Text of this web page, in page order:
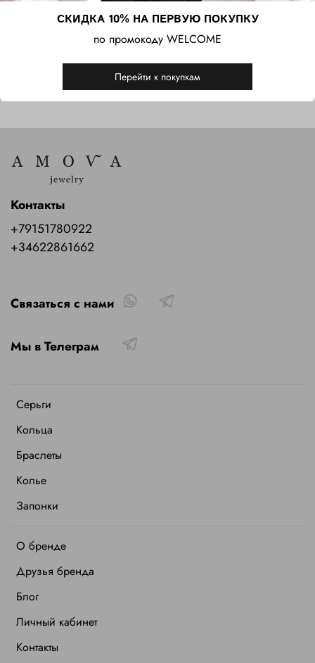
Характеристики
Серьги
Кольца
Браслеты
Колье
Запонки
О бренде
Друзья бренда
Блог
Личный кабинет
Контакты
Контакты
+79151780922
+34622861662
Связаться с нами
Мы в Телеграм
СКИДКА 10% НА ПЕРВУЮ ПОКУПКУ
по промокоду WELCOME
Перейти к покупкам